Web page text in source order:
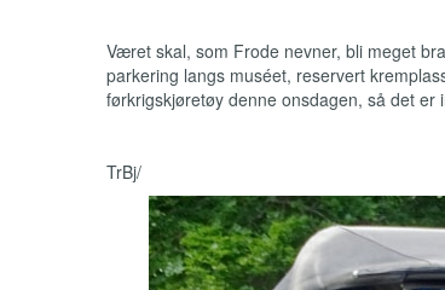
Været skal, som Frode nevner, bli meget
parkering langs muséet, reservert
førkrigskjøretøy denne onsdagen, så det er
TrBj/